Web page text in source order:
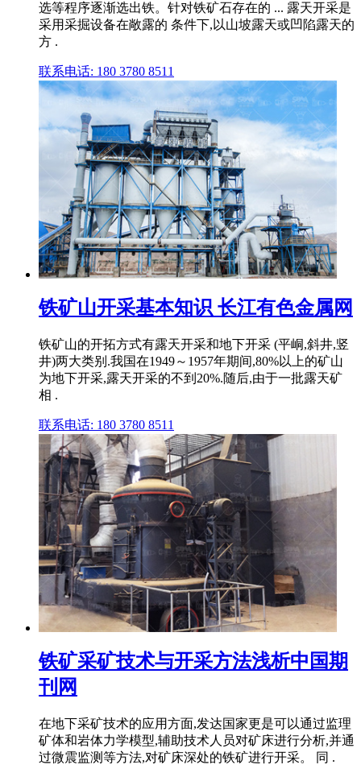
选等程序逐渐选出铁。针对铁矿石存在的 ... 露天开采是
采用采掘设备在敞露的 条件下,以山坡露天或凹陷露天的
方 .
联系电话: 180 3780 8511
铁矿山开采基本知识 长江有色金属网
铁矿山的开拓方式有露天开采和地下开采 (平峒,斜井,竖
井)两大类别.我国在1949～1957年期间,80%以上的矿山
为地下开采,露天开采的不到20%.随后,由于一批露天矿
相 .
联系电话: 180 3780 8511
铁矿采矿技术与开采方法浅析中国期
刊网
在地下采矿技术的应用方面,发达国家更是可以通过监理
矿体和岩体力学模型,辅助技术人员对矿床进行分析,并通
过微震监测等方法,对矿床深处的铁矿进行开采。 同 .